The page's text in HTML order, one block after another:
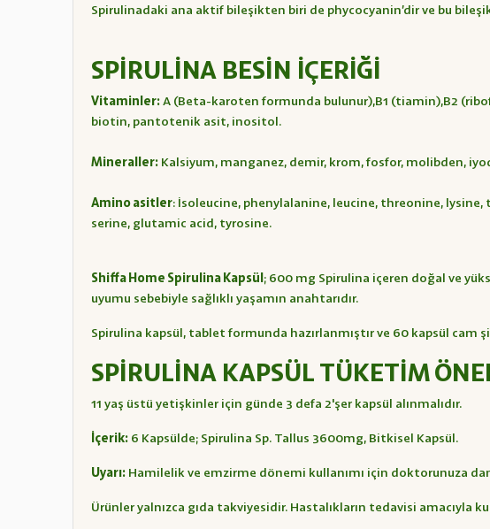
Spirulinadaki ana aktif bileşikten biri de phycocyanin’dir ve bu
SPİRULİNA BESİN İÇERİĞİ
Vitaminler:A (Beta-karoten formunda bulunur),B1 (tiamin),B2
biotin, pantotenik asit, inositol.
Mineraller: Kalsiyum, manganez, demir, krom, fosfor, molibden,
Amino asitler: İsoleucine, phenylalanine, leucine, threonine,
serine, glutamic acid, tyrosine.
Shiffa Home Spirulina Kapsül; 600 mg Spirulina içeren doğal ve
uyumu sebebiyle sağlıklı yaşamın anahtarıdır.
Spirulina kapsül, tablet formunda hazırlanmıştır ve 60 kapsül cam
SPİRULİNA KAPSÜL TÜKETİM
11 yaş üstü yetişkinler için günde 3 defa 2'şer kapsül alınmalıdır.
İçerik: 6 Kapsülde; Spirulina Sp. Tallus 3600mg, Bitkisel Kapsül.
Uyarı: Hamilelik ve emzirme dönemi kullanımı için doktorunuza
Ürünler yalnızca gıda takviyesidir. Hastalıkların tedavisi amacıyla